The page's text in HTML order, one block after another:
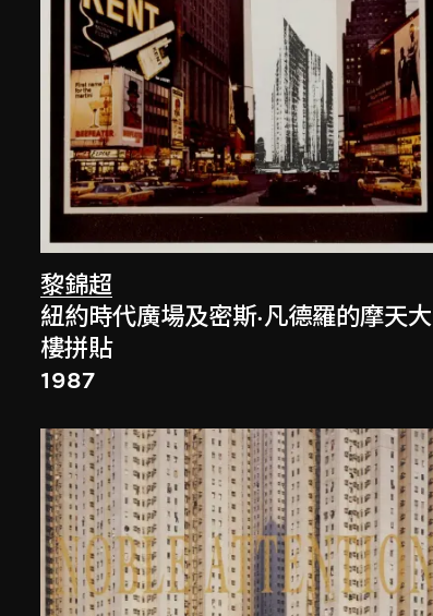
黎錦超
紐約時代廣場及密斯·凡德羅的摩天大
樓拼貼
1987